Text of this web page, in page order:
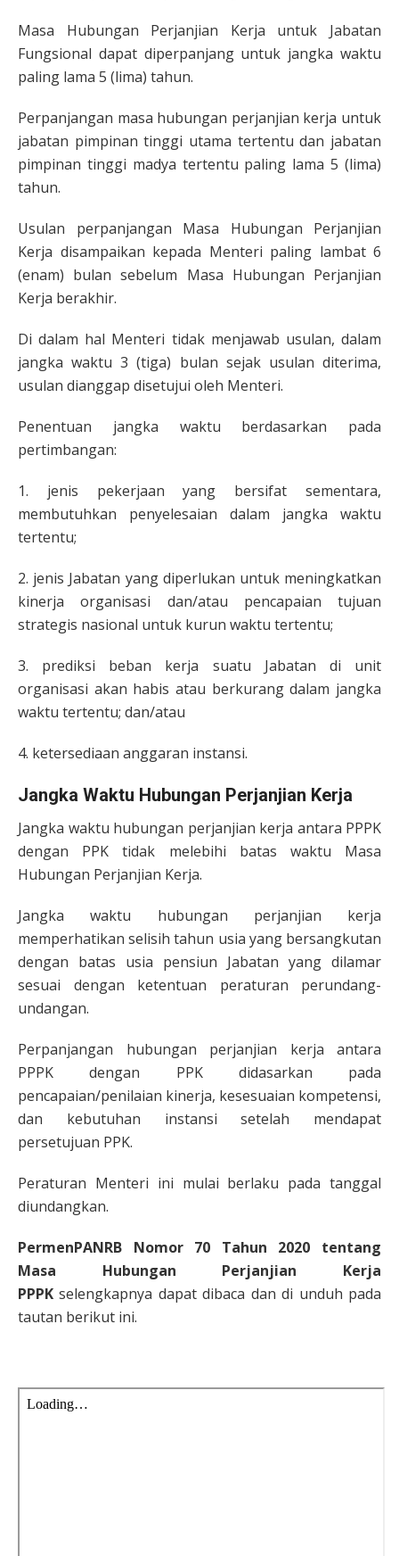
Masa Hubungan Perjanjian Kerja untuk Jabatan
Fungsional dapat diperpanjang untuk jangka waktu
paling lama 5 (lima) tahun.
Perpanjangan masa hubungan perjanjian kerja untuk
jabatan pimpinan tinggi utama tertentu dan jabatan
pimpinan tinggi madya tertentu paling lama 5 (lima)
tahun.
Usulan perpanjangan Masa Hubungan Perjanjian
Kerja disampaikan kepada Menteri paling lambat 6
(enam) bulan sebelum Masa Hubungan Perjanjian
Kerja berakhir.
Di dalam hal Menteri tidak menjawab usulan, dalam
jangka waktu 3 (tiga) bulan sejak usulan diterima,
usulan dianggap disetujui oleh Menteri.
Penentuan jangka waktu berdasarkan pada
pertimbangan:
1. jenis pekerjaan yang bersifat sementara,
membutuhkan penyelesaian dalam jangka waktu
tertentu;
2. jenis Jabatan yang diperlukan untuk meningkatkan
kinerja organisasi dan/atau pencapaian tujuan
strategis nasional untuk kurun waktu tertentu;
3. prediksi beban kerja suatu Jabatan di unit
organisasi akan habis atau berkurang dalam jangka
waktu tertentu; dan/atau
4. ketersediaan anggaran instansi.
Jangka Waktu Hubungan Perjanjian Kerja
Jangka waktu hubungan perjanjian kerja antara PPPK
dengan PPK tidak melebihi batas waktu Masa
Hubungan Perjanjian Kerja.
Jangka waktu hubungan perjanjian kerja
memperhatikan selisih tahun usia yang bersangkutan
dengan batas usia pensiun Jabatan yang dilamar
sesuai dengan ketentuan peraturan perundang-
undangan.
Perpanjangan hubungan perjanjian kerja antara
PPPK dengan PPK didasarkan pada
pencapaian/penilaian kinerja, kesesuaian kompetensi,
dan kebutuhan instansi setelah mendapat
persetujuan PPK.
Peraturan Menteri ini mulai berlaku pada tanggal
diundangkan.
PermenPANRB Nomor 70 Tahun 2020 tentang
Masa Hubungan Perjanjian Kerja
PPPKselengkapnya dapat dibaca dan di unduh pada
tautan berikut ini.